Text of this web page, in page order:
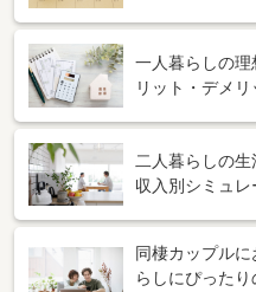
一人暮らしの理
リット・デメリ
二人暮らしの生
収入別シミュレ
同棲カップル
らしにぴった